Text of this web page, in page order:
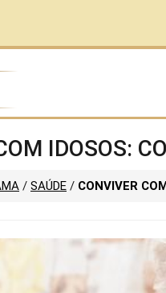
IDOSOS:
/ SAÚDE / CONVIVER